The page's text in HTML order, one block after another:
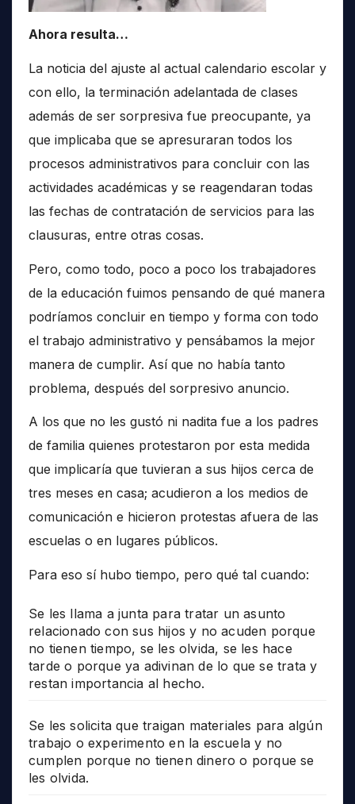
Ahora resulta…
La noticia del ajuste al actual calendario escolar y
con ello, la terminación adelantada de clases
además de ser sorpresiva fue preocupante, ya
que implicaba que se apresuraran todos los
procesos administrativos para concluir con las
actividades académicas y se reagendaran todas
las fechas de contratación de servicios para las
clausuras, entre otras cosas.
Pero, como todo, poco a poco los trabajadores
de la educación fuimos pensando de qué manera
podríamos concluir en tiempo y forma con todo
el trabajo administrativo y pensábamos la mejor
manera de cumplir. Así que no había tanto
problema, después del sorpresivo anuncio.
A los que no les gustó ni nadita fue a los padres
de familia quienes protestaron por esta medida
que implicaría que tuvieran a sus hijos cerca de
tres meses en casa; acudieron a los medios de
comunicación e hicieron protestas afuera de las
escuelas o en lugares públicos.
Para eso sí hubo tiempo, pero qué tal cuando:
Se les llama a junta para tratar un asunto
relacionado con sus hijos y no acuden porque
no tienen tiempo, se les olvida, se les hace
tarde o porque ya adivinan de lo que se trata y
restan importancia al hecho.
Se les solicita que traigan materiales para algún
trabajo o experimento en la escuela y no
cumplen porque no tienen dinero o porque se
les olvida.